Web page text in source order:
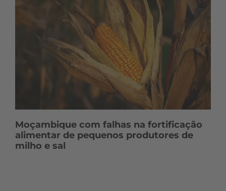
Moçambique com falhas na fortificação
alimentar de pequenos produtores de
milho e sal